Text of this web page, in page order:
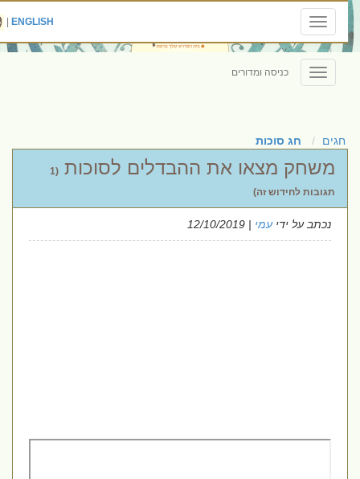
Toggle
navigation
ENGLISH
|
Toggle
navigation
כניסה ומדורים
חגים חג סוכות
משחק מצאו את ההבדלים לסוכות (1
תגובות לחידוש זה)
נכתב על ידיעמי| 12/10/2019